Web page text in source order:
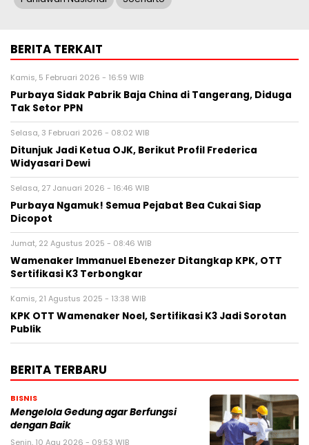
BERITA TERKAIT
Kamis, 5 Februari 2026 - 16:59 WIB
Purbaya Sidak Pabrik Baja China di Tangerang, Diduga
Tak Setor PPN
Selasa, 3 Februari 2026 - 08:02 WIB
Ditunjuk Jadi Ketua OJK, Berikut Profil Frederica
Widyasari Dewi
Selasa, 27 Januari 2026 - 16:46 WIB
Purbaya Ngamuk! Semua Pejabat Bea Cukai Siap
Dicopot
Jumat, 22 Agustus 2025 - 08:46 WIB
Wamenaker Immanuel Ebenezer Ditangkap KPK, OTT
Sertifikasi K3 Terbongkar
Kamis, 21 Agustus 2025 - 13:38 WIB
KPK OTT Wamenaker Noel, Sertifikasi K3 Jadi Sorotan
Publik
BERITA TERBARU
BISNIS
Mengelola Gedung agar Berfungsi
dengan Baik
Senin, 10 Agu 2026 - 09:53 WIB